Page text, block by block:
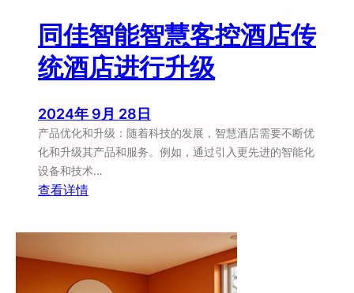
同佳智能智慧客控酒店传
统酒店进行升级
2024年 9月 28日
产品优化和升级：随着科技的发展，智慧酒店需要不断优
化和升级其产品和服务。例如，通过引入更先进的智能化
设备和技术…
查看详情：
能
智